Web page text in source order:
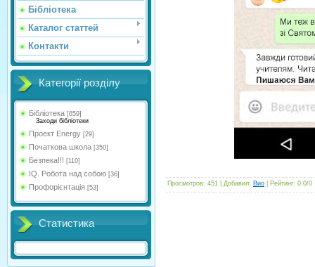
Бібліотека
Каталог статтей
Контакти
Категорії розділу
Бібліотека [659]
Заходи бібліотеки
Проект Energy [29]
Початкова школа [350]
Безпека!!! [110]
IQ. Робота над собою [36]
Профорієнтація [53]
Статистика
Просмотров: 451 Добавил: Вио Рейтинг: 0.0/0